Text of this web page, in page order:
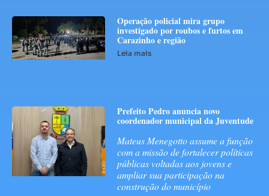
Operação policial mira grupo
investigado por roubos e furtos em
Carazinho e região
Leia mais
Prefeito Pedro anuncia novo
coordenador municipal da Juventude
Mateus Menegotto assume a função
com a missão de fortalecer políticas
públicas voltadas aos jovens e
ampliar sua participação na
construção do município